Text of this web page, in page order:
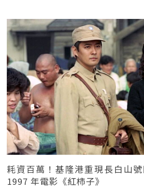
耗資百萬！基隆港重現長白山號
1997 年電影《紅柿子》